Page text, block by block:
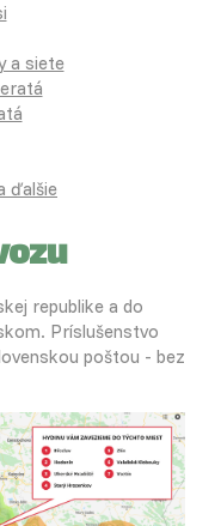
a siete
ďalšie
republike a do
Príslušenstvo
poštou - bez